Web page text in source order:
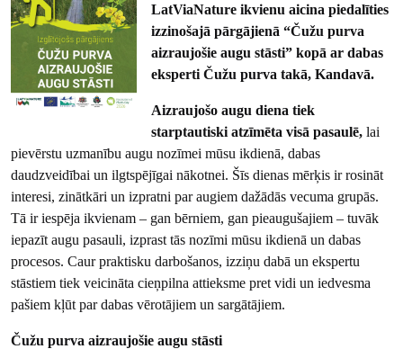
LatViaNature ikvienu aicina piedalīties
izzinošajā pārgājienā “Čužu purva
aizraujošie augu stāsti” kopā ar dabas
eksperti Čužu purva takā, Kandavā.
Aizraujošo augu diena tiek
starptautiski atzīmēta visā pasaulē,lai
pievērstu uzmanību augu nozīmei mūsu ikdienā, dabas
daudzveidībai un ilgtspējīgai nākotnei. Šīs dienas mērķis ir rosināt
interesi, zinātkāri un izpratni par augiem dažādās vecuma grupās.
Tā ir iespēja ikvienam – gan bērniem, gan pieaugušajiem – tuvāk
iepazīt augu pasauli, izprast tās nozīmi mūsu ikdienā un dabas
procesos. Caur praktisku darbošanos, izziņu dabā un ekspertu
stāstiem tiek veicināta cieņpilna attieksme pret vidi un iedvesma
pašiem kļūt par dabas vērotājiem un sargātājiem.
Čužu purva aizraujošie augu stāsti